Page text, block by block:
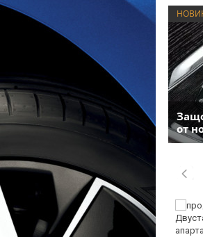
от
Винисиус Жуниор
преподписа с Реал
(Мадрид)